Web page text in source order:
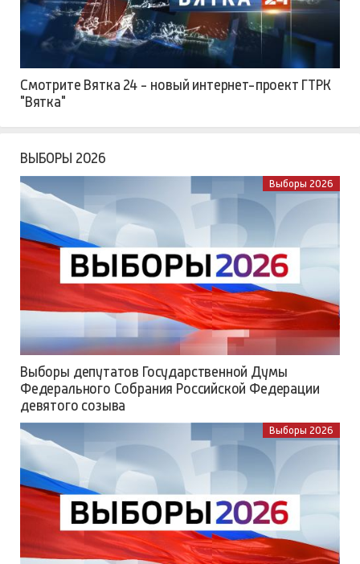
Смотрите Вятка 24 - новый интернет-проект ГТРК
"Вятка"
ВЫБОРЫ 2026
Выборы 2026
Выборы депутатов Государственной Думы
Федерального Собрания Российской Федерации
девятого созыва
Выборы 2026